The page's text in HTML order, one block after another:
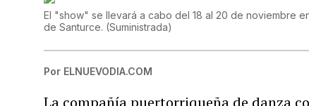
El "show" se llevará a cabo del 18 al 20 de noviembre
de Santurce. (Suministrada)
Por ELNUEVODIA.COM
La compañía puertorriqueña de danza